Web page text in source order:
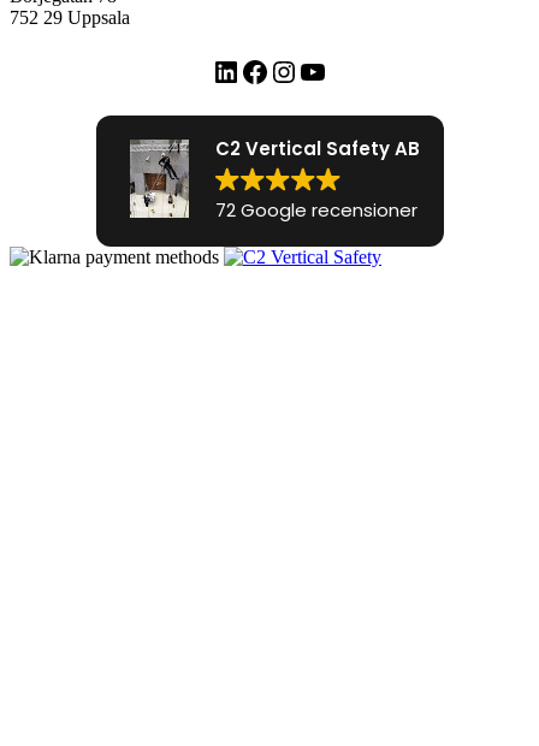
752 29 Uppsala
LinkedIn
Facebook
Instagram
YouTube
C2 Vertical Safety AB
72 Google recensioner